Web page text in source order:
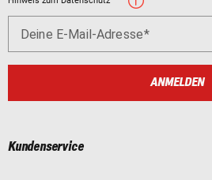
Deine E-Mail-Adresse
ANMELDEN
Kundenservice